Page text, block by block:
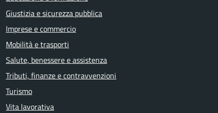
Giustizia e sicurezza pubblica
Imprese e commercio
Mobilità e trasporti
Salute, benessere e assistenza
Tributi, finanze e contravvenzioni
Turismo
Vita lavorativa